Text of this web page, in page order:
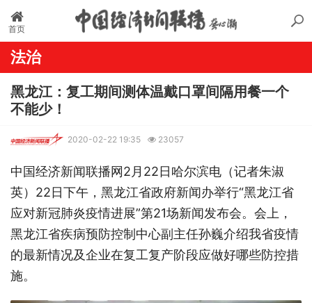
首页
法治
黑龙江：复工期间测体温戴口罩间隔用餐一个
不能少！
2020-02-22 19:35 23057
中国经济新闻联播网2月22日哈尔滨电（记者朱淑
英）22日下午，黑龙江省政府新闻办举行“黑龙江省
应对新冠肺炎疫情进展”第21场新闻发布会。会上，
黑龙江省疾病预防控制中心副主任孙巍介绍我省疫情
的最新情况及企业在复工复产阶段应做好哪些防控措
施。